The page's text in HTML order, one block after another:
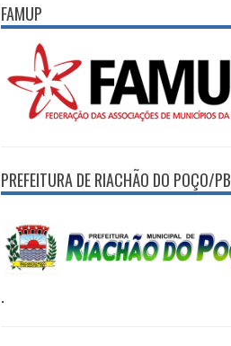
FAMUP
PREFEITURA DE RIACHÃO DO POÇO/PB
.